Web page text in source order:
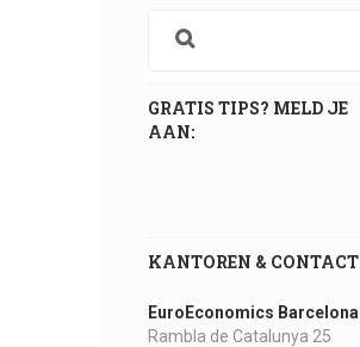
GRATIS TIPS? MELD JE
AAN:
KANTOREN & CONTACT
EuroEconomics Barcelona
Rambla de Catalunya 25